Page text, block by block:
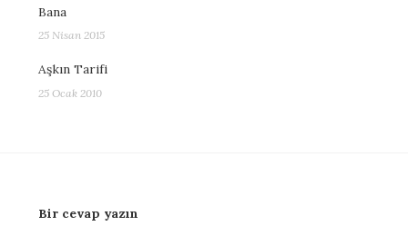
Bana
25 Nisan 2015
Aşkın Tarifi
25 Ocak 2010
Bir cevap yazın